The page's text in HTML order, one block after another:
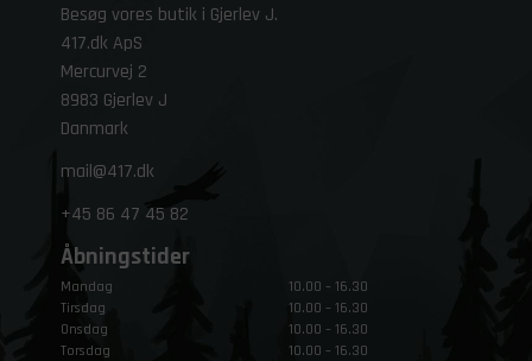
Besøg vores butik i Gjerlev J.
417.dk ApS
Mercurvej 2
8983 Gjerlev J
Danmark
mail@417.dk
+45 86 47 45 82
Åbningstider
Mandag
10.00 – 16.30
Tirsdag
10.00 – 16.30
Onsdag
10.00 – 16.30
Torsdag
10.00 – 16.30